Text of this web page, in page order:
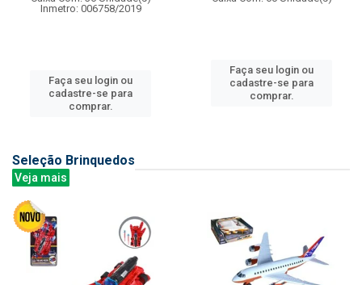
Inmetro: 006758/2019
Faça seu login ou
cadastre-se para
comprar.
Faça seu login ou
cadastre-se para
comprar.
Seleção Brinquedos
Veja mais